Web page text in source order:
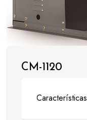
CM-1120
Características